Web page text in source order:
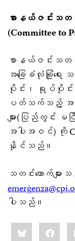
စာနယ်ဇင်းသတင်း
(Committee to
စာနယ်ဇင်းသတင်
အခြေခံလုံခြုံရေး
ပိုင်း၊ ရုပ်ပိုင်း
ပတ်သက်သည့် အရ
များ(ပြည်တွင်း
အပါအဝင်) ကို
နိုင်သည်။
သတင်းထောက်မ
emerġ
ပါသည်။
Share
this:Bluesky